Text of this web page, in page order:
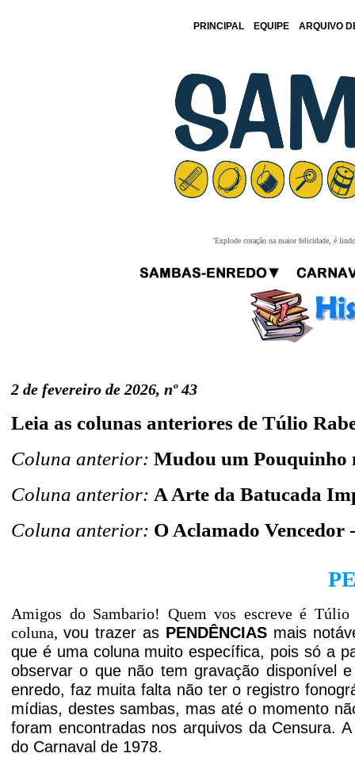
PRINCIPAL EQUIPE ARQUIVO
'Explode coração na maior felicidade, é
2 de fevereiro de 2026, nº 43
Leia as colunas anteriores de Túlio
Coluna anterior: Mudou um Pouquinho
Coluna anterior: A Arte da Batucada
Coluna anterior: O Aclamado Vencedor
Amigos do Sambario! Quem vos escreve é
coluna, vou trazer as PENDÊNCIAS mais
que é uma coluna muito específica, pois só a
observar o que não tem gravação disponível
enredo, faz muita falta não ter o registro
mídias, destes sambas, mas até o momento
foram encontradas nos arquivos da Censura.
do Carnaval de 1978.